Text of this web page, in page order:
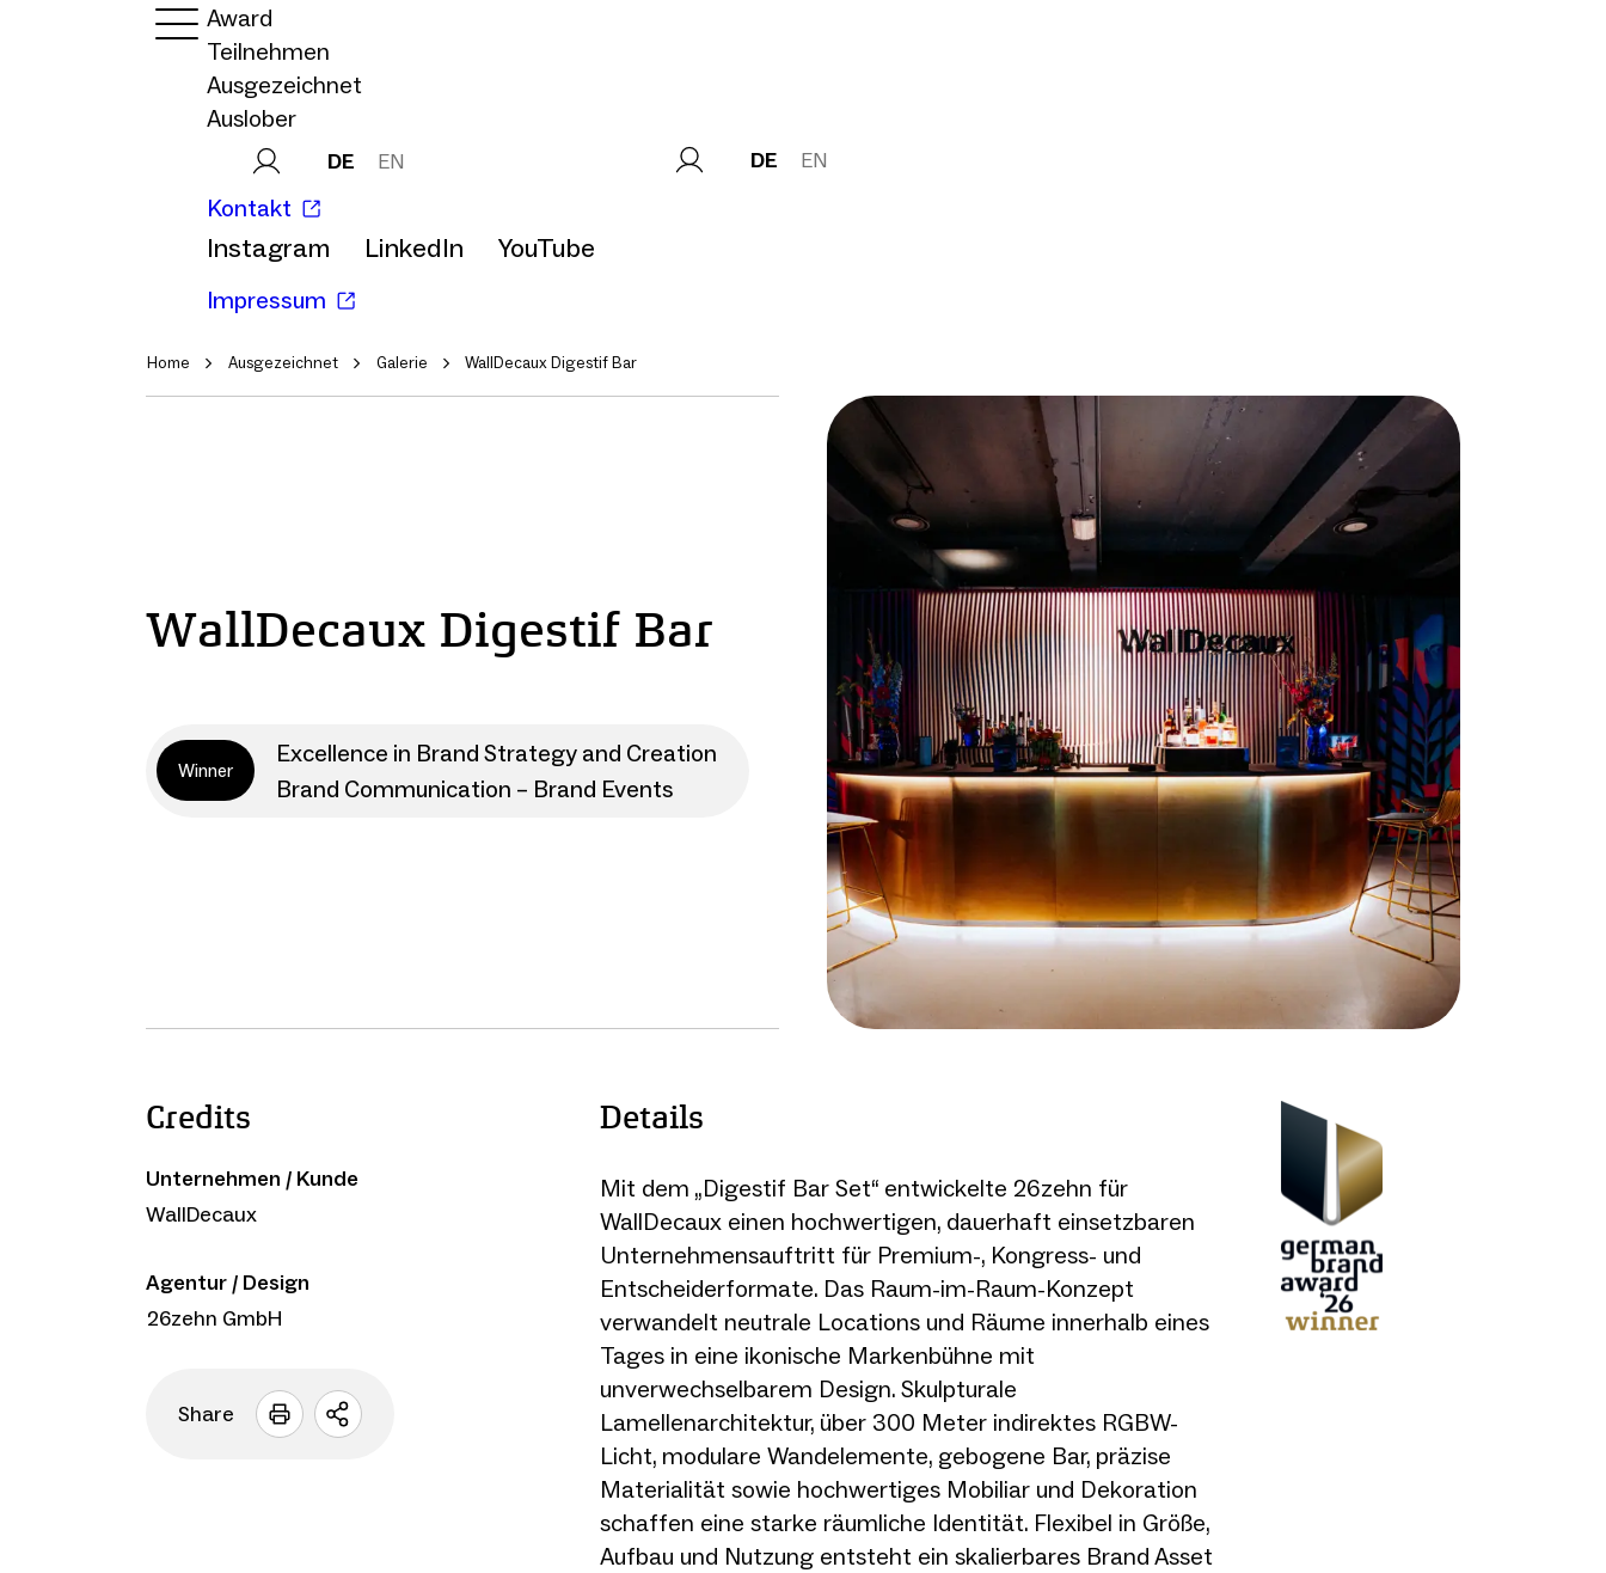
Award
Teilnehmen
Ausgezeichnet
Auslober
DE EN
Kontakt
Instagram LinkedIn YouTube
Impressum
DE EN
Home Ausgezeichnet Galerie WallDecaux Digestif Bar
WallDecaux Digestif Bar
Winner
Excellence in Brand Strategy and Creation
Brand Communication – Brand Events
Credits
Unternehmen / Kunde
WallDecaux
Agentur / Design
26zehn GmbH
Share
Sharing
Details
Mit dem „Digestif Bar Set“ entwickelte 26zehn für
WallDecaux einen hochwertigen, dauerhaft einsetzbaren
Unternehmensauftritt für Premium-, Kongress- und
Entscheiderformate. Das Raum-im-Raum-Konzept
verwandelt neutrale Locations und Räume innerhalb eines
Tages in eine ikonische Markenbühne mit
unverwechselbarem Design. Skulpturale
Lamellenarchitektur, über 300 Meter indirektes RGBW-
Licht, modulare Wandelemente, gebogene Bar, präzise
Materialität sowie hochwertiges Mobiliar und Dekoration
schaffen eine starke räumliche Identität. Flexibel in Größe,
Aufbau und Nutzung entsteht ein skalierbares Brand Asset